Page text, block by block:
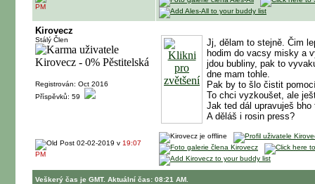
PM
Kirovecz
Stálý Člen
Registrován: Oct 2016
Příspěvků: 59
Jj, dělam to stejně. Čim
hodim do vacsy misky a
jdou bubliny, pak to
dne mam tohle.
Pak by to šlo čistit
To chci vyzkoušet, ale
Jak ted dál upravuješ
A děláš i rosin press?
02-02-2019 v 19:07
PM
Veškerý čas je GMT. Aktuální čas: 08:21 AM.